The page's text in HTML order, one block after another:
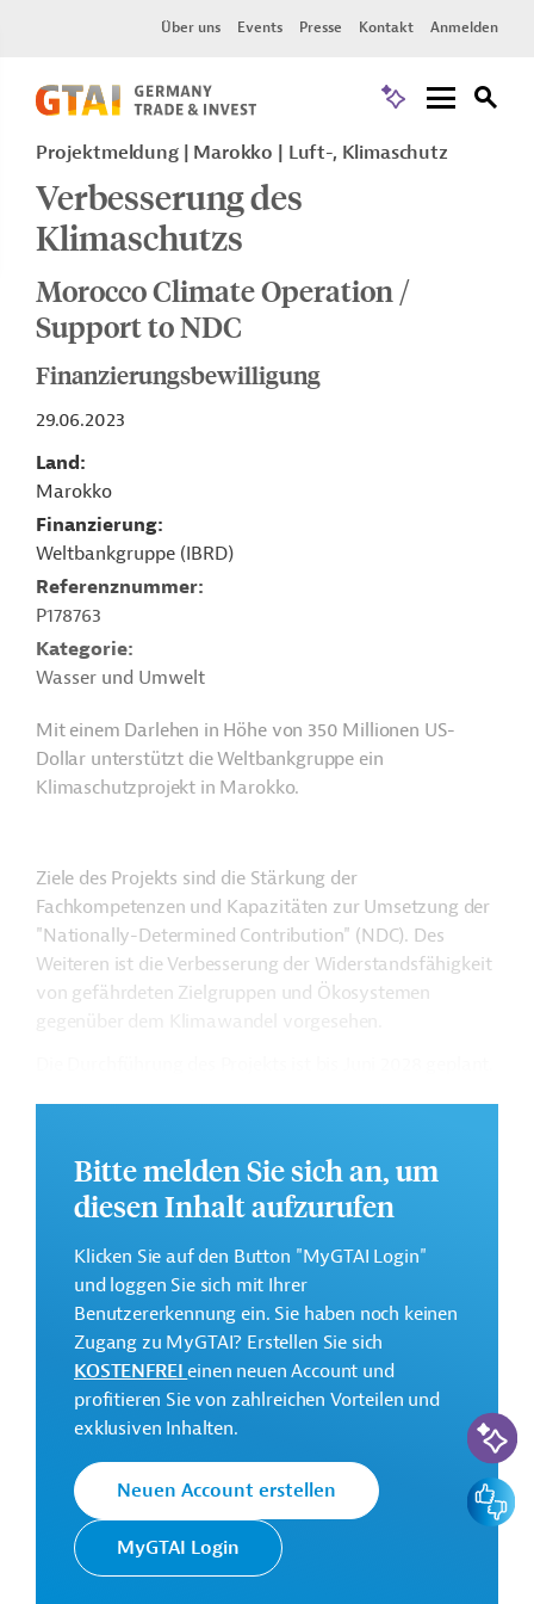
Über uns Events Presse Kontakt Anmelden
Projektmeldung Marokko Luft-, Klimaschutz
Verbesserung des
Klimaschutzs
Morocco Climate Operation /
Support to NDC
Finanzierungsbewilligung
29.06.2023
Land
Marokko
Finanzierung
Weltbankgruppe (IBRD)
Referenznummer
P178763
Kategorie
Wasser und Umwelt
Mit einem Darlehen in Höhe von 350 Millionen US-
Dollar unterstützt die Weltbankgruppe ein
Klimaschutzprojekt in Marokko.
Ziele des Projekts sind die Stärkung der
Fachkompetenzen und Kapazitäten zur Umsetzung der
"Nationally-Determined Contribution" (NDC). Des
Weiteren ist die Verbesserung der Widerstandsfähigkeit
von gefährdeten Zielgruppen und Ökosystemen
gegenüber dem Klimawandel vorgesehen.
Weitere Informationen zu dem Entwicklungsprojekt
und im Originaldokument, das zum Download
bereitsteht.
350 Millionen US-Dollar
Geberbeitrag:
350 Millionen US-Dollar (Darlehen)
Kontaktadresse
Weltbank
Die Weltbankgruppe ist eine der
weltweit größten multilateralen
Bitte melden Sie sich an, um
diesen Inhalt aufzurufen
Klicken Sie auf den Button "MyGTAI Login"
und loggen Sie sich mit Ihrer
Benutzererkennung ein. Sie haben noch keinen
Zugang zu MyGTAI? Erstellen Sie sich
KOSTENFREIeinen neuen Account und
profitieren Sie von zahlreichen Vorteilen und
exklusiven Inhalten.
Neuen Account erstellen
MyGTAI Login
KI-